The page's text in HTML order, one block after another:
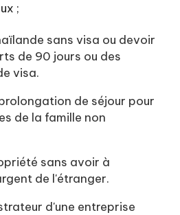
;
sans visa ou devoir
de 90 jours ou des
visa.
de séjour pour
de la famille non
sans avoir à
de l'étranger.
d'une entreprise